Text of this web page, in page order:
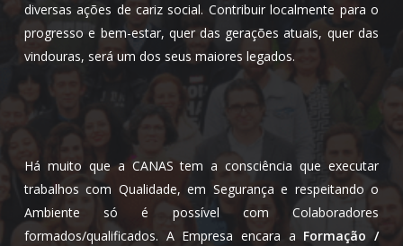
diversas ações de cariz social. Contribuir localmente para o
progresso e bem-estar, quer das gerações atuais, quer das
vindouras, será um dos seus maiores legados.
Há muito que a CANAS tem a consciência que executar
trabalhos com Qualidade, em Segurança e respeitando o
Ambiente só é possível com Colaboradores
formados/qualificados. A Empresa encara a Formação /